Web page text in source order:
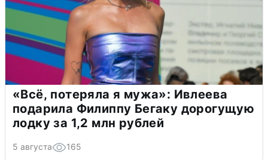
«Всё, потеряла я мужа»: Ивлеева
подарила Филиппу Бегаку дорогущую
лодку за 1,2 млн рублей
5 августа 165